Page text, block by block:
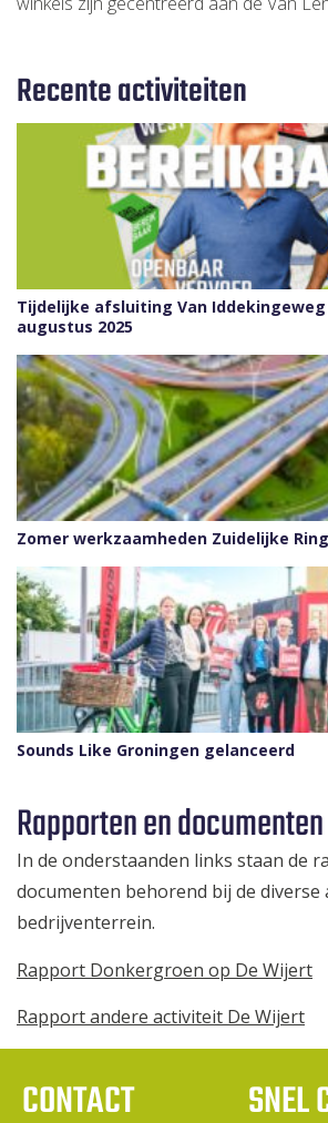
Recente activiteiten
Tijdelijke afsluiting Van Iddekingeweg
augustus 2025
Zomer werkzaamheden Zuidelijke
Sounds Like Groningen gelanceerd
Rapporten en documenten
In de onderstaanden links staan de
documenten behorend bij de
bedrijventerrein.
Rapport Donkergroen op De Wijert
Rapport andere activiteit De Wijert
CONTACT SNEL